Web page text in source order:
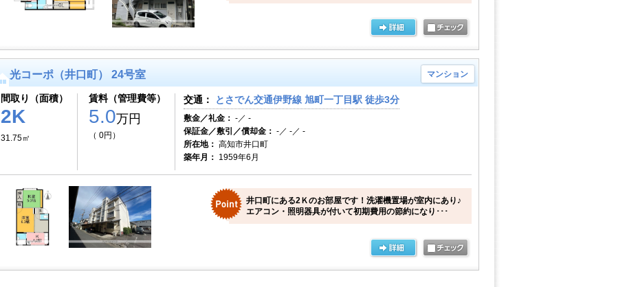
光コーポ（井口町） 24号室 マンション
間取り（面積）
2K
31.75㎡
賃料（管理費等）
5.0万円
（ 0円）
交通： とさでん交通伊野線 旭町一丁目駅 徒歩3分
敷金／礼金： -／ -
保証金／敷引／償却金： -／ -／ -
所在地： 高知市井口町
築年月： 1959年6月
井口町にある2Ｋのお部屋です！洗濯機置場が室内にあり♪
エアコン・照明器具が付いて初期費用の節約になり･･･